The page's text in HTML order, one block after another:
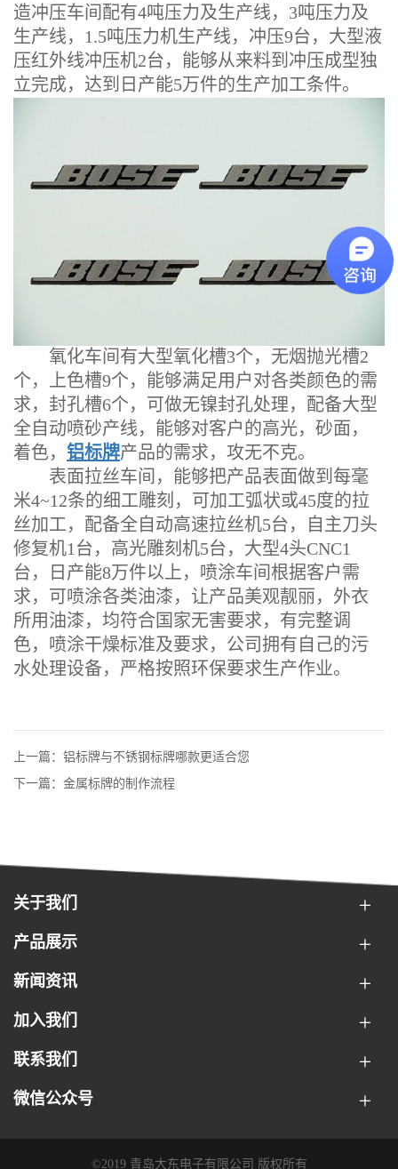
造冲压车间配有4吨压力及生产线，3吨压力及
生产线，1.5吨压力机生产线，冲压9台，大型液
压红外线冲压机2台，能够从来料到冲压成型独
立完成，达到日产能5万件的生产加工条件。
氧化车间有大型氧化槽3个，无烟抛光槽2
个，上色槽9个，能够满足用户对各类颜色的需
求，封孔槽6个，可做无镍封孔处理，配备大型
全自动喷砂产线，能够对客户的高光，砂面，
着色， 铝标牌产品的需求，攻无不克。
表面拉丝车间，能够把产品表面做到每毫
米4~12条的细工雕刻，可加工弧状或45度的拉
丝加工，配备全自动高速拉丝机5台，自主刀头
修复机1台，高光雕刻机5台，大型4头CNC1
台，日产能8万件以上，喷涂车间根据客户需
求，可喷涂各类油漆，让产品美观靓丽，外衣
所用油漆，均符合国家无害要求，有完整调
色，喷涂干燥标准及要求，公司拥有自己的污
水处理设备，严格按照环保要求生产作业。
上一篇：铝标牌与不锈钢标牌哪款更适合您
下一篇：金属标牌的制作流程
关于我们
产品展示
新闻资讯
加入我们
联系我们
微信公众号
©2019 青岛大东电子有限公司 版权所有